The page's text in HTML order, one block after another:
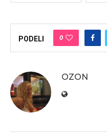
PODELI 0
OZON